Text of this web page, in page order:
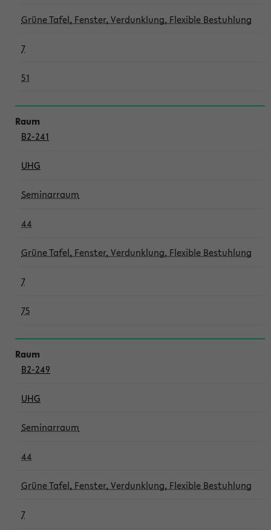
Grüne Tafel, Fenster, Verdunklung, Flexible Bestuhlung
7
51
B2-241
UHG
Seminarraum
44
Grüne Tafel, Fenster, Verdunklung, Flexible Bestuhlung
7
75
B2-249
UHG
Seminarraum
44
Grüne Tafel, Fenster, Verdunklung, Flexible Bestuhlung
7